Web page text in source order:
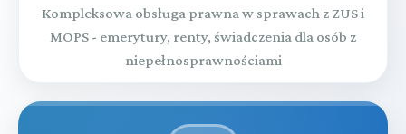
Kompleksowa obsługa prawna w sprawach z ZUS i
MOPS - emerytury, renty, świadczenia dla osób z
niepełnosprawnościami